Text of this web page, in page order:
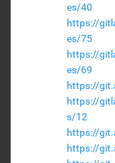
es/40
https://
es/75
https://
es/69
https://
https://
s/12
https://
https://